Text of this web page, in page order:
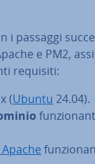
i passaggi
e PM2,
requisiti:
(Ubuntu 24.04).